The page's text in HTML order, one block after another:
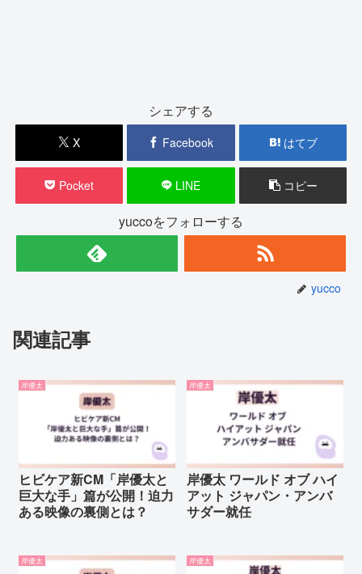
シェアする
X Facebook はてブ
Pocket LINE コピー
yuccoをフォローする
yucco
関連記事
岸優太
ヒビケア新CM「岸優太と
巨大な手」篇が公開！迫力
ある映像の裏側とは？
岸優太
岸優太 ワールド オブ ハイ
アット ジャパン・アンバ
サダー就任
岸優太 岸優太